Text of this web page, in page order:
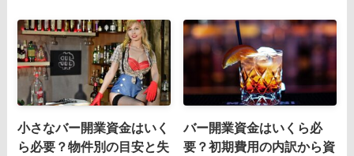
小さなバー開業資金はいく
ら必要？物件別の目安と失
バー開業資金はいくら必
要？初期費用の内訳から資